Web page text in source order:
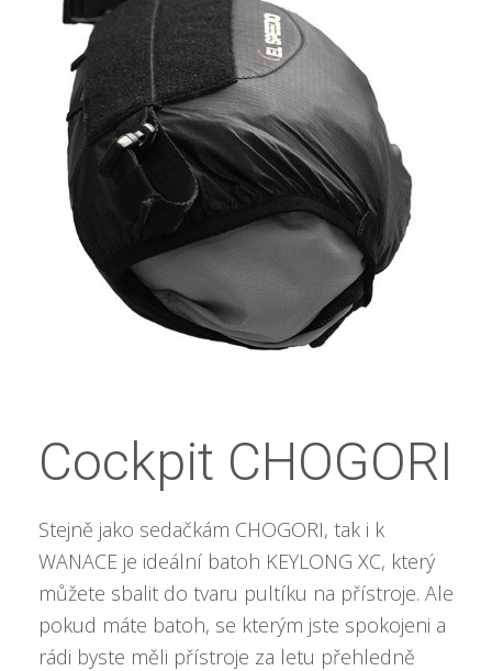
Cockpit CHOGORI
Stejně jako sedačkám CHOGORI, tak i k
WANACE je ideální batoh KEYLONG XC, který
můžete sbalit do tvaru pultíku na přístroje. Ale
pokud máte batoh, se kterým jste spokojeni a
rádi byste měli přístroje za letu přehledně